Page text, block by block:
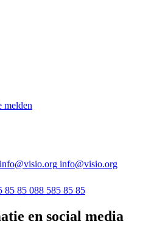
melden
info@visio.org
85 85 088 585 85 85
en social media